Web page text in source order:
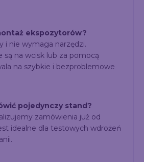
ekspozytorów?
i nie wymaga narzędzi.
są na wcisk lub za pomocą
na szybkie i bezproblemowe
pojedynczy stand?
zamówienia już od
idealne dla testowych wdrożeń